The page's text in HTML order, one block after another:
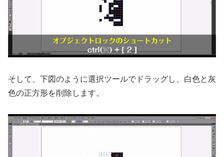
そして、下図のように選択ツールでドラッグし、白色と灰
色の正方形を削除します。